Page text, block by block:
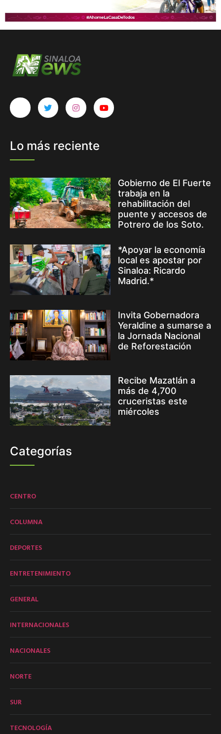
Lo más reciente
Gobierno de El Fuerte
trabaja en la
rehabilitación del
puente y accesos de
Potrero de los Soto.
*Apoyar la economía
local es apostar por
Sinaloa: Ricardo
Madrid.*
Invita Gobernadora
Yeraldine a sumarse a
la Jornada Nacional
de Reforestación
Recibe Mazatlán a
más de 4,700
cruceristas este
miércoles
Categorías
CENTRO
COLUMNA
DEPORTES
ENTRETENIMIENTO
GENERAL
INTERNACIONALES
NACIONALES
NORTE
SUR
TECNOLOGÍA